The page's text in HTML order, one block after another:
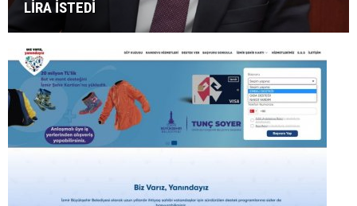
LİRA İSTEDİ